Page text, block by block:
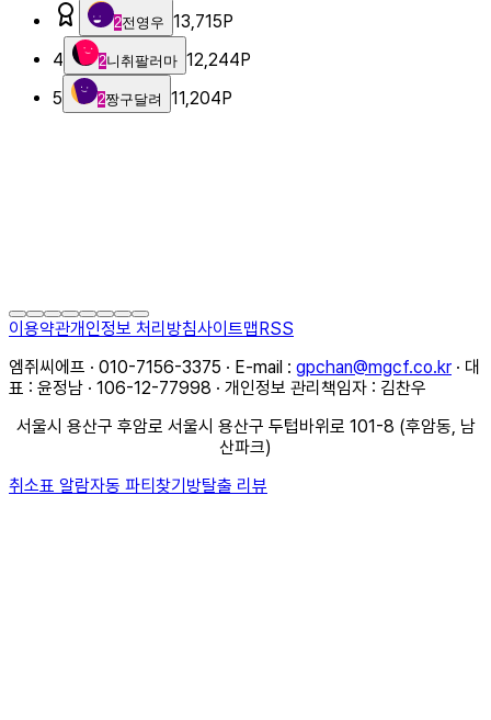
2전영우 13,715P
4
2니취팔러마 12,244P
5
2짱구달려 11,204P
이용약관개인정보 처리방침사이트맵RSS
엠쥐씨에프 · 010-7156-3375 · E-mail : gpchan@mgcf.co.kr · 대
표 : 윤정남 · 106-12-77998 · 개인정보 관리책임자 : 김찬우
서울시 용산구 후암로 서울시 용산구 두텁바위로 101-8 (후암동, 남
산파크)
취소표 알람자동 파티찾기방탈출 리뷰